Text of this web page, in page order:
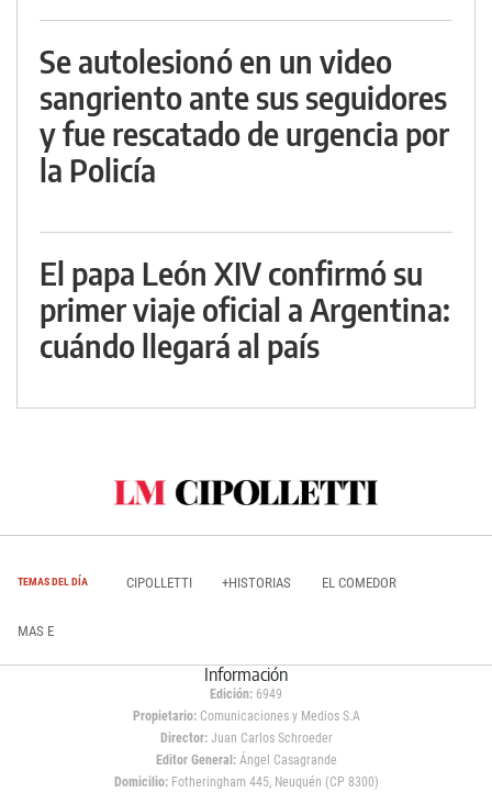
Se autolesionó en un video
sangriento ante sus seguidores
y fue rescatado de urgencia por
la Policía
El papa León XIV confirmó su
primer viaje oficial a Argentina:
cuándo llegará al país
TEMAS DEL DÍA CIPOLLETTI +HISTORIAS EL COMEDOR
MAS E
Información
Edición: 6949
Propietario:Comunicaciones y Medios S.A
Director: Juan Carlos Schroeder
Editor General:Ángel Casagrande
Domicilio:Fotheringham 445, Neuquén (CP 8300)